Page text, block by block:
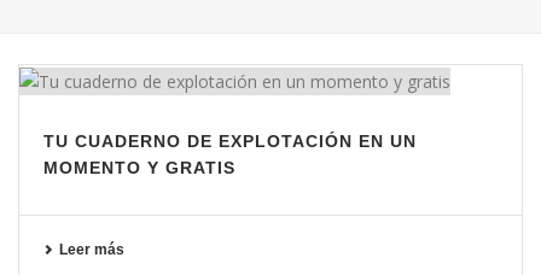
TU CUADERNO DE EXPLOTACIÓN EN UN
MOMENTO Y GRATIS
Leer más